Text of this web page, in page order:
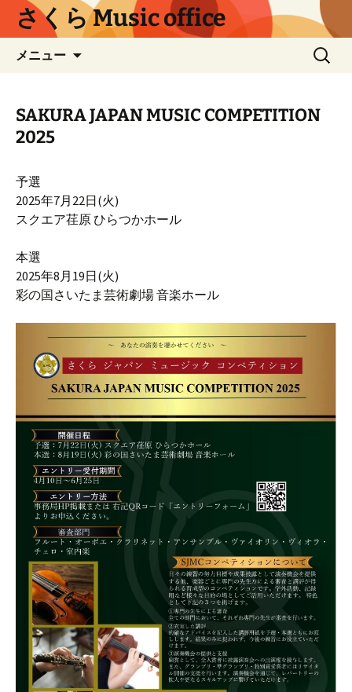
さくら Music office
メニュー
検
索:
SAKURA JAPAN MUSIC COMPETITION
2025
予選
2025年7月22日(火)
スクエア荏原 ひらつかホール
本選
2025年8月19日(火)
彩の国さいたま芸術劇場 音楽ホール